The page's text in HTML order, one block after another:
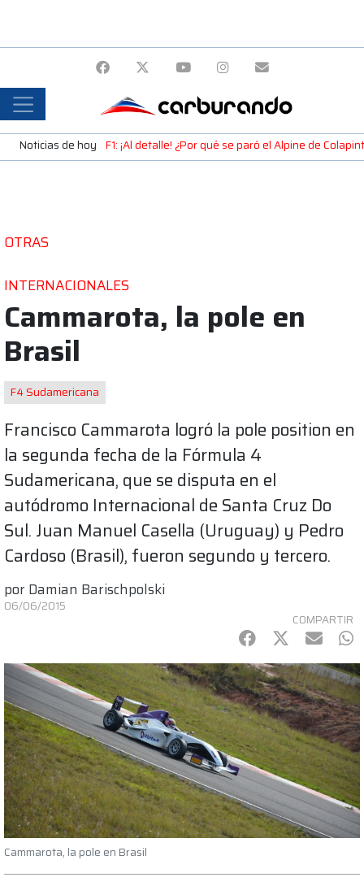
Noticias de hoy F1: ¡Al detalle! ¿Por qué se paró el Alpine de
OTRAS
INTERNACIONALES
Cammarota, la pole en
Brasil
F4 Sudamericana
Francisco Cammarota logró la pole position en
la segunda fecha de la Fórmula 4
Sudamericana, que se disputa en el
autódromo Internacional de Santa Cruz Do
Sul. Juan Manuel Casella (Uruguay) y Pedro
Cardoso (Brasil), fueron segundo y tercero.
por Damian Barischpolski
06/06/2015
COMPARTIR
Facebook
Twitter
mail
Cammarota, la pole en Brasil